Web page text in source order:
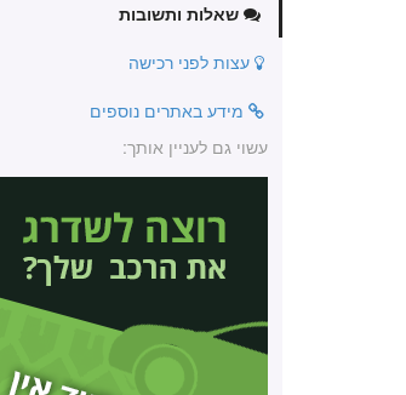
שאלות ותשובות
עצות לפני רכישה
מידע באתרים נוספים
עשוי גם לעניין אותך: